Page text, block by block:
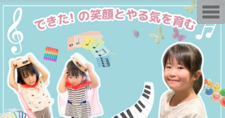
T
o
g
g
l
g
a
t